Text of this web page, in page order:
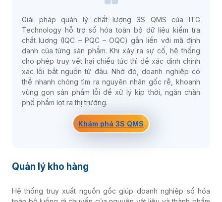
Giải pháp quản lý chất lượng 3S QMS của ITG
Technology hỗ trợ số hóa toàn bộ dữ liệu kiểm tra
chất lượng (IQC – PQC – OQC) gắn liền với mã định
danh của từng sản phẩm. Khi xảy ra sự cố, hệ thống
cho phép truy vết hai chiều tức thì để xác định chính
xác lỗi bắt nguồn từ đâu. Nhờ đó, doanh nghiệp có
thể nhanh chóng tìm ra nguyên nhân gốc rễ, khoanh
vùng gọn sản phẩm lỗi để xử lý kịp thời, ngăn chặn
phế phẩm lọt ra thị trường.
Khám phá 3S QMS
Quản lý kho hàng
Hệ thống truy xuất nguồn gốc giúp doanh nghiệp số hóa